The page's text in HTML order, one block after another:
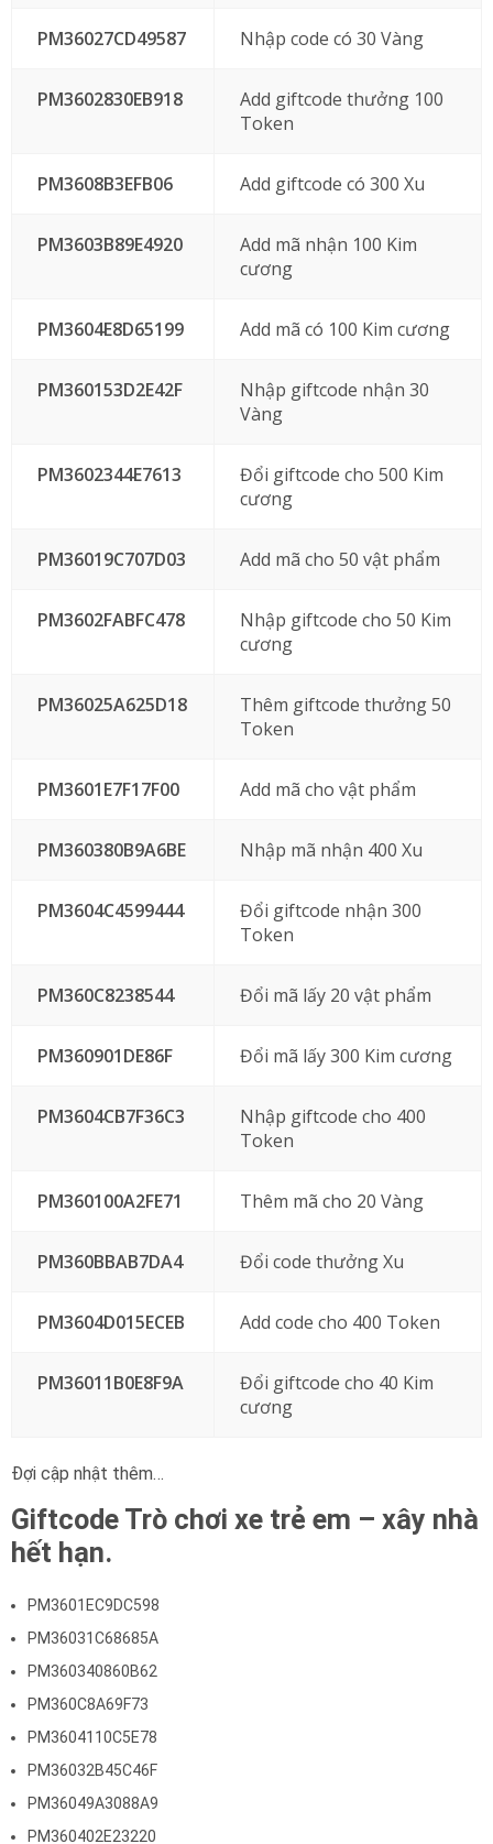
PM36027CD49587 Nhập code có 30 Vàng
PM3602830EB918
Add giftcode thưởng 100
Token
PM3608B3EFB06 Add giftcode có 300 Xu
PM3603B89E4920
Add mã nhận 100 Kim
cương
PM3604E8D65199 Add mã có 100 Kim cương
PM360153D2E42F
Nhập giftcode nhận 30
Vàng
PM3602344E7613
Đổi giftcode cho 500 Kim
cương
PM36019C707D03 Add mã cho 50 vật phẩm
PM3602FABFC478
Nhập giftcode cho 50 Kim
cương
PM36025A625D18
Thêm giftcode thưởng 50
Token
PM3601E7F17F00 Add mã cho vật phẩm
PM360380B9A6BE Nhập mã nhận 400 Xu
PM3604C4599444
Đổi giftcode nhận 300
Token
PM360C8238544 Đổi mã lấy 20 vật phẩm
PM360901DE86F Đổi mã lấy 300 Kim cương
PM3604CB7F36C3
Nhập giftcode cho 400
Token
PM360100A2FE71 Thêm mã cho 20 Vàng
PM360BBAB7DA4 Đổi code thưởng Xu
PM3604D015ECEB Add code cho 400 Token
PM36011B0E8F9A
Đổi giftcode cho 40 Kim
cương
Đợi cập nhật thêm…
Giftcode Trò chơi xe trẻ em – xây nhà
hết hạn.
PM3601EC9DC598
PM36031C68685A
PM360340860B62
PM360C8A69F73
PM3604110C5E78
PM36032B45C46F
PM36049A3088A9
PM360402E23220